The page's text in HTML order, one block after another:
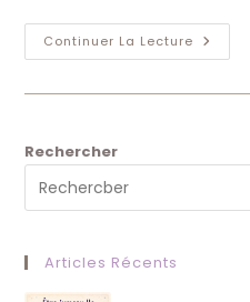
Continuer La Lecture Miss
France
Est
Rechercher
Articles Récents